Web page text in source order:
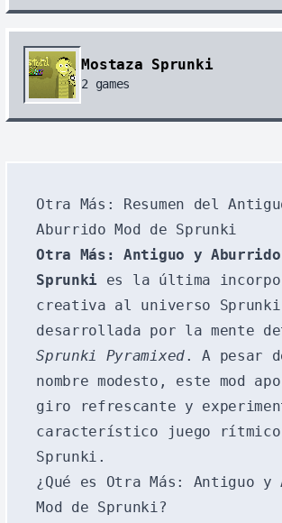
Mostaza Sprunki
2 games
Otra Más: Resumen del
Aburrido Mod de Sprunki
Otra Más: Antiguo y Aburrido
Sprunki es la última
creativa al universo
desarrollada por la mente
Sprunki Pyramixed. A pesar
nombre modesto, este mod
giro refrescante y
característico juego rítmico
Sprunki.
¿Qué es Otra Más: Antiguo y
Mod de Sprunki?